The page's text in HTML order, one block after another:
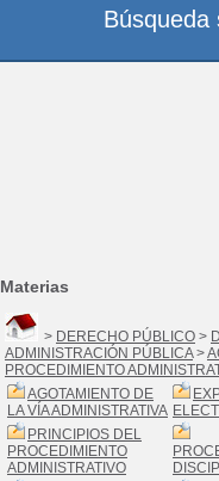
Materias
> DERECHO PÚBLICO >
ADMINISTRACIÓN PÚBLICA>
PROCEDIMIENTO
AGOTAMIENTO DE
LA VÍA ADMINISTRATIVA
PRINCIPIOS DEL
PROCEDIMIENTO
ADMINISTRATIVO
Búsqueda